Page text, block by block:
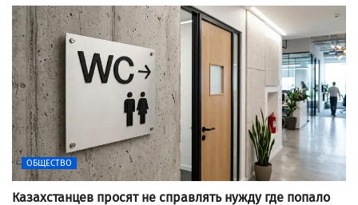
ОБЩЕСТВО
Казахстанцев просят не справлять нужду где попало